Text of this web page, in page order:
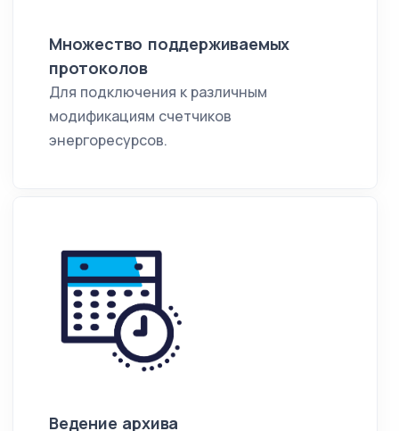
Множество поддерживаемых
протоколов
Для подключения к различным
модификациям счетчиков
энергоресурсов.
Ведение архива